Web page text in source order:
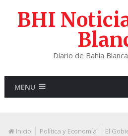
BHI
Diario de Bahía
MENU
Inicio Política y Economía
El